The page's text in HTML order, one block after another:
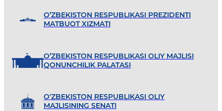
O’ZBEKISTON RESPUBLIKASI PREZIDENTI
MATBUOT XIZMATI
O’ZBEKISTON RESPUBLIKASI OLIY MAJLISI
QONUNCHILIK PALATASI
O'ZBEKISTON RESPUBLIKASI OLIY
MAJLISINING SENATI